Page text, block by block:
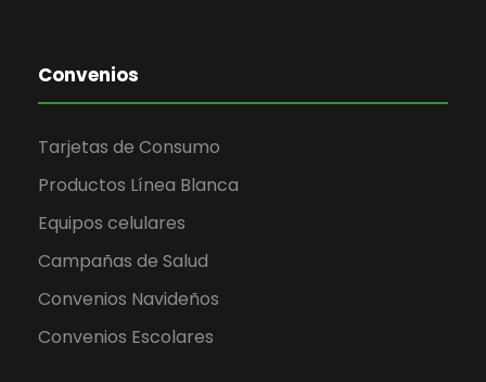
Convenios
Tarjetas de Consumo
Productos Línea Blanca
Equipos celulares
Campañas de Salud
Convenios Navideños
Convenios Escolares